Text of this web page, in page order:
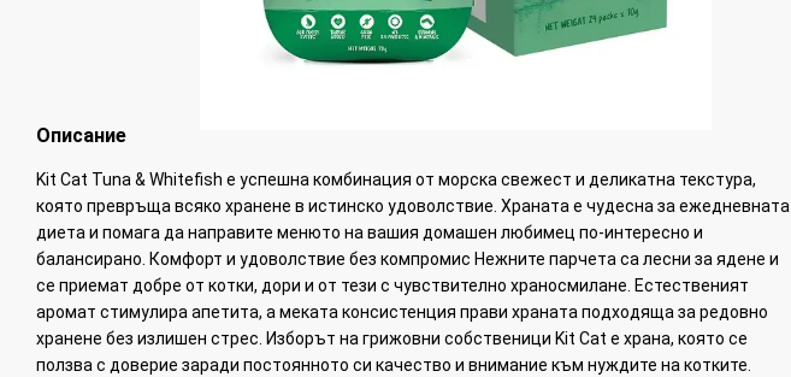
Описание
Kit Cat Tuna & Whitefish е успешна комбинация от морска свежест и деликатна текстура,
която превръща всяко хранене в истинско удоволствие. Храната е чудесна за ежедневната
диета и помага да направите менюто на вашия домашен любимец по-интересно и
балансирано. Комфорт и удоволствие без компромис Нежните парчета са лесни за ядене и
се приемат добре от котки, дори и от тези с чувствително храносмилане. Естественият
аромат стимулира апетита, а меката консистенция прави храната подходяща за редовно
хранене без излишен стрес. Изборът на грижовни собственици Kit Cat е храна, която се
ползва с доверие заради постоянното си качество и внимание към нуждите на котките.